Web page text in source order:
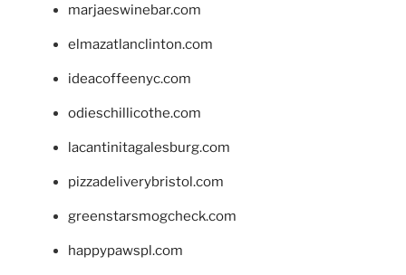
marjaeswinebar.com
elmazatlanclinton.com
ideacoffeenyc.com
odieschillicothe.com
lacantinitagalesburg.com
pizzadeliverybristol.com
greenstarsmogcheck.com
happypawspl.com